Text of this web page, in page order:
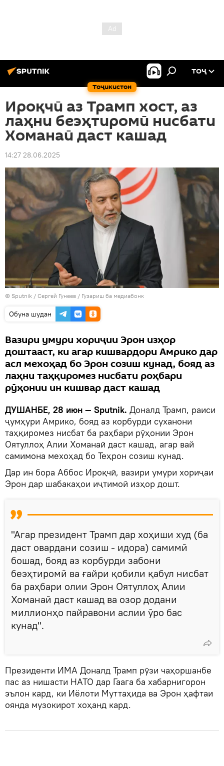
Тоҷикистон
ТОҶ
Ироқчӣ аз Трамп хост, аз
лаҳни беэҳтиромӣ нисбати
Хоманаӣ даст кашад
14:27 28.06.2025
© Sputnik / Сергей Гунеев / Гузариш ба медиабонк
Обуна шудан
Вазири умури хориҷии Эрон изҳор
доштааст, ки агар кишвардори Амрико дар
асл мехоҳад бо Эрон созиш кунад, бояд аз
лаҳни таҳқиромез нисбати роҳбари
рӯҳонии ин кишвар даст кашад
ДУШАНБЕ, 28 июн — Sputnik. Доналд Трамп, раиси
ҷумҳури Амрико, бояд аз корбурди суханони
таҳқиромез нисбат ба раҳбари рӯҳонии Эрон
Оятуллоҳ Алии Хоманаӣ даст кашад, агар вай
самимона мехоҳад бо Теҳрон созиш кунад.
Дар ин бора Аббос Ироқчӣ, вазири умури хориҷаи
Эрон дар шабакаҳои иҷтимоӣ изҳор дошт.
"Агар президент Трамп дар хоҳиши худ (ба
даст овардани созиш - идора) самимӣ
бошад, бояд аз корбурди забони
беэҳтиромӣ ва ғайри қобили қабул нисбат
ба раҳбари олии Эрон Оятуллоҳ Алии
Хоманаӣ даст кашад ва озор додани
миллионҳо пайравони аслии ӯро бас
кунад".
Президенти ИМА Доналд Трамп рӯзи чаҳоршанбе
пас аз нишасти НАТО дар Гаага ба хабарнигорон
эълон кард, ки Иёлоти Муттаҳида ва Эрон ҳафтаи
оянда музокирот хоҳанд кард.